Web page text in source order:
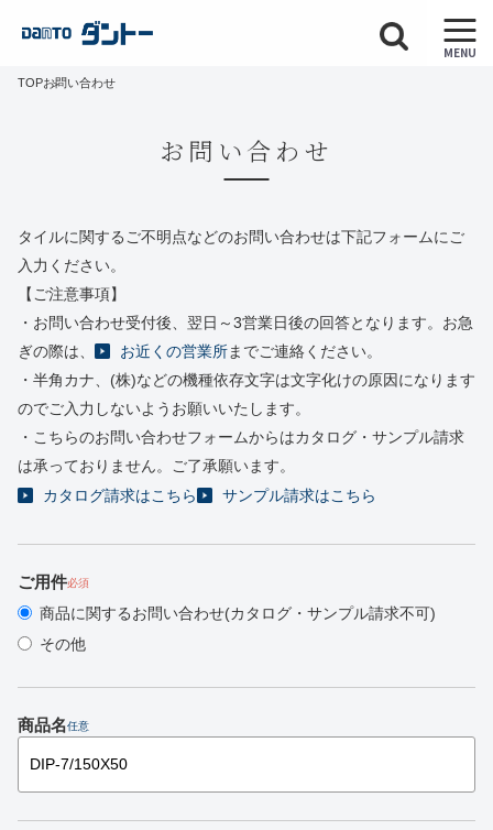
MENU
TOPお問い合わせ
お問い合わせ
タイルに関するご不明点などのお問い合わせは下記フォームにご
入力ください。
【ご注意事項】
・お問い合わせ受付後、翌日～3営業日後の回答となります。お急
ぎの際は、
お近くの営業所までご連絡ください。
・半角カナ、(株)などの機種依存文字は文字化けの原因になります
のでご入力しないようお願いいたします。
・こちらのお問い合わせフォームからはカタログ・サンプル請求
は承っておりません。ご了承願います。
カタログ請求はこちら
サンプル請求はこちら
ご用件必須
商品に関するお問い合わせ(カタログ・サンプル請求不可)
その他
商品名任意